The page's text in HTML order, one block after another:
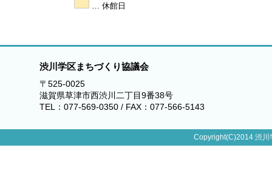
… 休館日
渋川学区まちづくり協議会
〒525-0025
滋賀県草津市西渋川二丁目9番38号
TEL：077-569-0350 / FAX：077-566-5143
Copyright(C)2014 渋川